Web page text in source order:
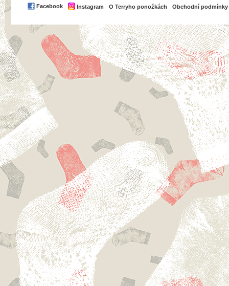
Facebook Instagram O Terryho ponožkách Obchodní podmínky
PayPal